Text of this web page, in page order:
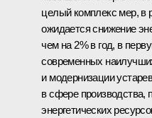
целый комплекс мер, в
ожидается снижение
чем на 2% в год, в
современных
и модернизации
в сфере производства,
энергетических